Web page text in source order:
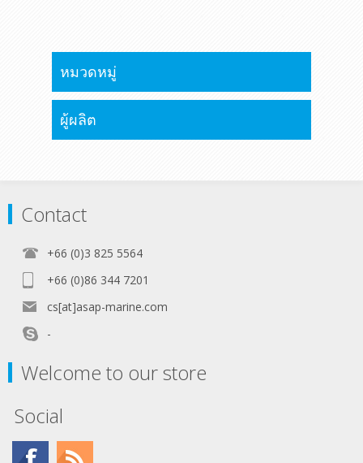
provides momentary battery
combining to assist with starting in
the event of a low engine battery.
Multiple remote battery switches can
be easily connected to the ML-ACR
with the optional Paralleling Link Bus
for a complete remote battery
หมวดหมู่
ผู้ผลิต
Contact
+66 (0)3 825 5564
+66 (0)86 344 7201
cs[at]asap-marine.com
-
Welcome to our store
Social